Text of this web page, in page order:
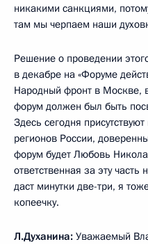
никакими санкциями,
там мы черпаем наши
Решение о проведении
в декабре на «Форуме
Народный фронт в Москве,
форум должен был быть
Здесь сегодня
регионов России,
форум будет Любовь
ответственная за эту
даст минутки две-три, я
копеечку.
Л.Духанина: Уважаемый